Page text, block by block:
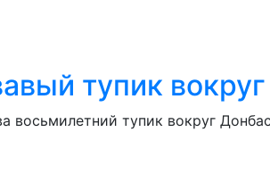
тупик
тупик вокруг